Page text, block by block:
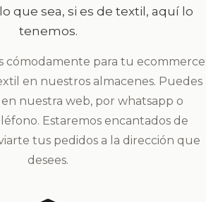
que sea, si es de textil, aquí lo
tenemos.
cómodamente para tu ecommerce
en nuestros almacenes. Puedes
nuestra web, por whatsapp o
Estaremos encantados de
tus pedidos a la dirección que
desees.